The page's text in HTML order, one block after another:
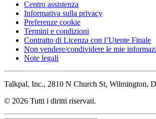
Centro assistenza
Informativa sulla privacy
Preferenze cookie
Termini e condizioni
Contratto di Licenza con l’Utente Finale
Non vendere/condividere le mie
Note legali
Talkpal, Inc., 2810 N Church St, Wilmington,
© 2026 Tutti i diritti riservati.